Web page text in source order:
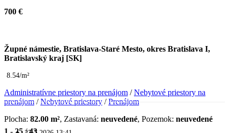
700 €
Župné námestie, Bratislava-Staré Mesto, okres Bratislava I,
Bratislavský kraj [SK]
8.54/m²
Administratívne priestory na prenájom /Nebytové priestory na
prenájom /Nebytové priestory /Prenájom
Plocha: 82.00 m², Zastavaná: neuvedené, Pozemok: neuvedené
1 - 25 /43